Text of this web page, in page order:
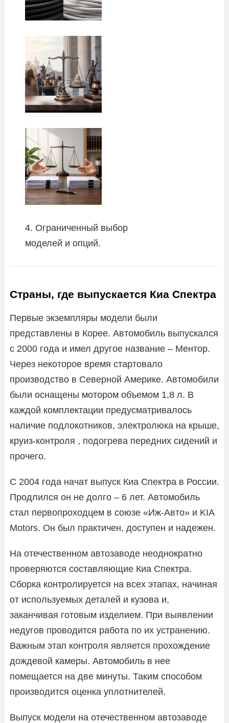
4. Ограниченный выбор
моделей и опций.
Страны, где выпускается Киа Спектра
Первые экземпляры модели были
представлены в Корее. Автомобиль выпускался
с 2000 года и имел другое название – Ментор.
Через некоторое время стартовало
производство в Северной Америке. Автомобили
были оснащены мотором объемом 1,8 л. В
каждой комплектации предусматривалось
наличие подлокотников, электролюка на крыше,
круиз-контроля , подогрева передних сидений и
прочего.
С 2004 года начат выпуск Киа Спектра в России.
Продлился он не долго – 6 лет. Автомобиль
стал первопроходцем в союзе «Иж-Авто» и KIA
Motors. Он был практичен, доступен и надежен.
На отечественном автозаводе неоднократно
проверяются составляющие Киа Спектра.
Сборка контролируется на всех этапах, начиная
от используемых деталей и кузова и,
заканчивая готовым изделием. При выявлении
недугов проводится работа по их устранению.
Важным этап контроля является прохождение
дождевой камеры. Автомобиль в нее
помещается на две минуты. Таким способом
производится оценка уплотнителей.
Выпуск модели на отечественном автозаводе